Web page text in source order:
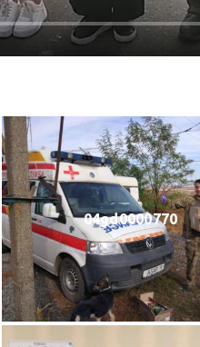
04gd0000770